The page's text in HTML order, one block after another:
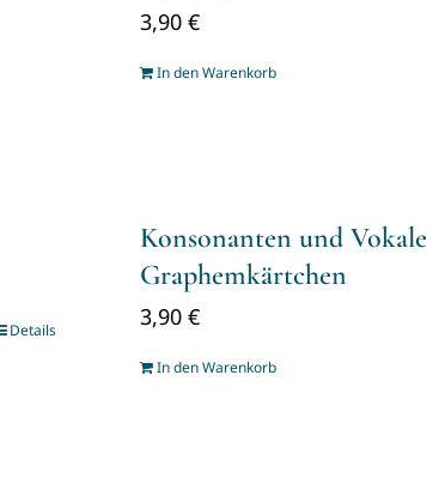
3,90 €
In den Warenkorb
Details
Konsonanten und Vokale
Graphemkärtchen
3,90 €
In den Warenkorb